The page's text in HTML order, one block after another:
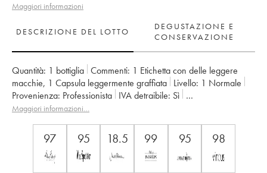
Maggiori informazioni
DESCRIZIONE DEL LOTTO
DEGUSTAZIONE E
CONSERVAZIONE
Quantità: 1 bottiglia Commenti: 1 Etichetta con delle leggere
macchie, 1 Capsula leggermente graffiata Livello: 1 Normale
Provenienza:
professionista IVA detraibile:
sì
Regione: Bordeaux
Proprietario:
Château Pichon Baron
Maggiori informazioni…
97 95 18.5 99 95 98